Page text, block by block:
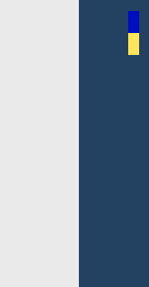
Перейти